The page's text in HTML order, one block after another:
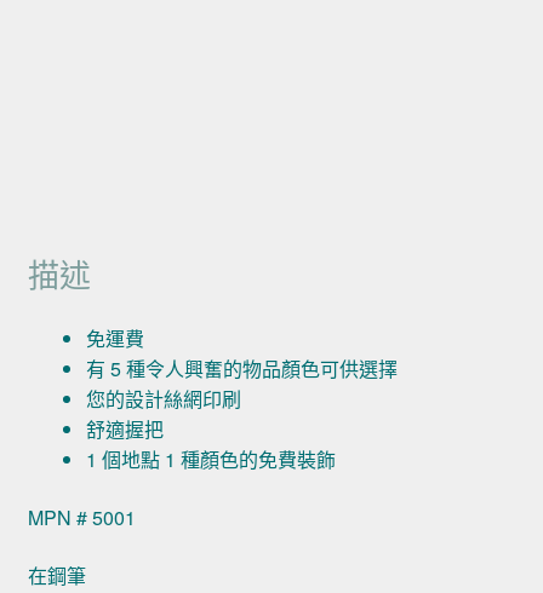
描述
免運費
有 5 種令人興奮的物品顏色可供選擇
您的設計絲網印刷
舒適握把
1 個地點 1 種顏色的免費裝飾
MPN # 5001
在鋼筆